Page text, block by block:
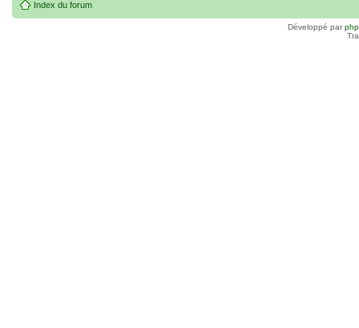
Index du forum
Développé par